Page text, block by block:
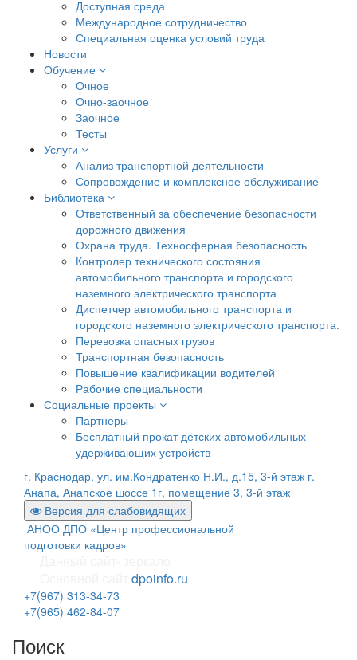
Доступная среда
Международное сотрудничество
Специальная оценка условий труда
Новости
Обучение
Очное
Очно-заочное
Заочное
Тесты
Услуги
Анализ транспортной деятельности
Сопровождение и комплексное обслуживание
Библиотека
Ответственный за обеспечение безопасности
дорожного движения
Охрана труда. Техносферная безопасность
Контролер технического состояния
автомобильного транспорта и городского
наземного электрического транспорта
Диспетчер автомобильного транспорта и
городского наземного электрического транспорта.
Перевозка опасных грузов
Транспортная безопасность
Повышение квалификации водителей
Рабочие специальности
Социальные проекты
Партнеры
Бесплатный прокат детских автомобильных
удерживающих устройств
г. Краснодар, ул. им.Кондратенко Н.И., д.15, 3-й этаж г.
Анапа, Анапское шоссе 1г, помещение 3, 3-й этаж
Версия для слабовидящих
АНОО ДПО «Центр профессиональной
подготовки кадров»
dpoinfo.ru
+7(967) 313-34-73
+7(965) 462-84-07
Поиск